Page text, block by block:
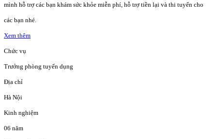
mình hỗ trợ các bạn khám sức khỏe miễn phí, hỗ trợ tiền lại và thi tuyển cho
các bạn nhé.
Xem thêm
Chức vụ
Trưởng phòng tuyển dụng
Địa chỉ
Hà Nội
Kinh nghiệm
06 năm